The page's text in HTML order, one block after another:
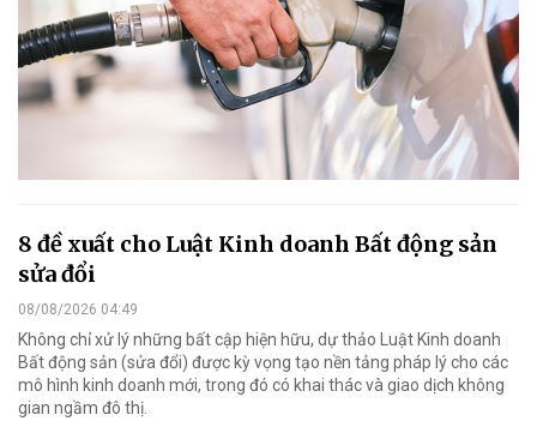
8 đề xuất cho Luật Kinh doanh Bất động sản
sửa đổi
08/08/2026 04:49
Không chỉ xử lý những bất cập hiện hữu, dự thảo Luật Kinh doanh
Bất động sản (sửa đổi) được kỳ vọng tạo nền tảng pháp lý cho các
mô hình kinh doanh mới, trong đó có khai thác và giao dịch không
gian ngầm đô thị.